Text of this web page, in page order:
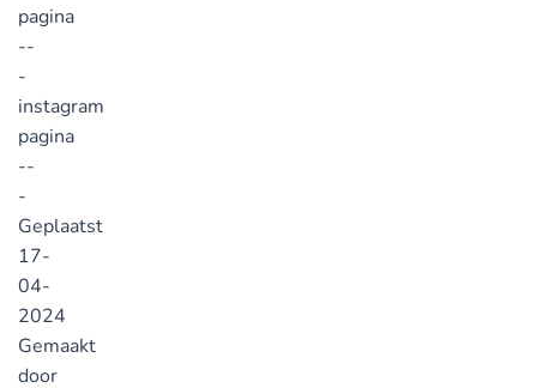
pagina
--
-
instagram
pagina
--
-
Geplaatst
17-
04-
2024
Gemaakt
door